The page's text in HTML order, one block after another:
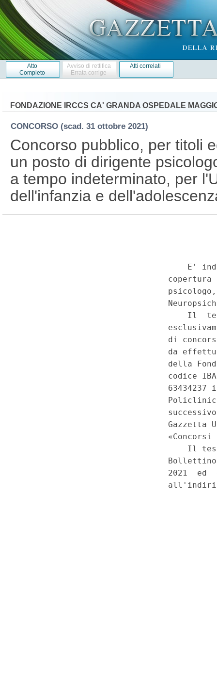
Atto
Completo
Avviso di rettifica
Errata corrige
Atti correlati
FONDAZIONE IRCCS CA' GRANDA OSPEDALE
CONCORSO (scad. 31 ottobre 2021)
Concorso pubblico, per titoli
un posto di dirigente
a tempo indeterminato, per
dell'infanzia e